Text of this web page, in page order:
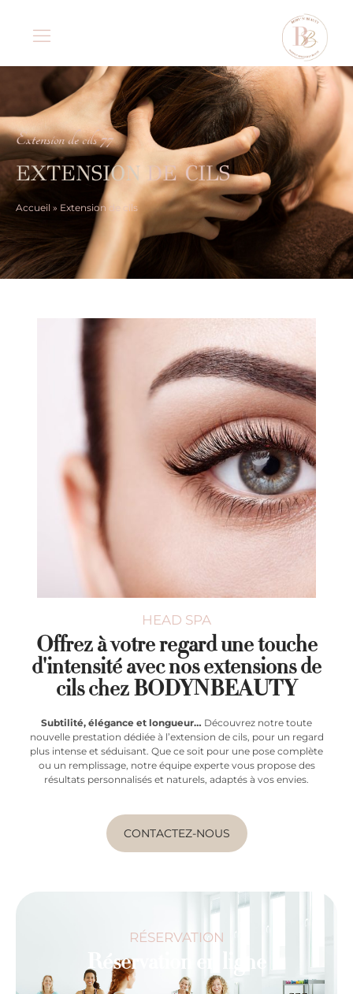
Extension de cils 77
EXTENSION DE CILS
Accueil » Extension de cils
HEAD SPA
Offrez à votre regard une touche
d'intensité avec nos extensions de
cils chez BODYNBEAUTY
Subtilité, élégance et longueur… Découvrez notre toute
nouvelle prestation dédiée à l’extension de cils, pour un regard
plus intense et séduisant. Que ce soit pour une pose complète
ou un remplissage, notre équipe experte vous propose des
résultats personnalisés et naturels, adaptés à vos envies.
CONTACTEZ-NOUS
RÉSERVATION
Réservation en ligne